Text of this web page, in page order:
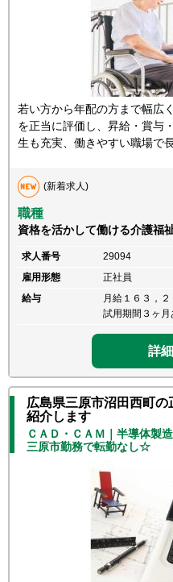
若い方から年配の方まで幅広
を正当に評価し、昇給・賞与
生も充実、働きやすい職場で
(新着求人)
職種
資格を活かして働ける介護福
求人番号
29094
雇用形態
正社員
給与
月給１６３，
試用期間３ヶ
詳
広島県三原市沼田西町
紹介します
ＣＡＤ・ＣＡＭ｜半導体製
三原市勤務で転勤なし☆